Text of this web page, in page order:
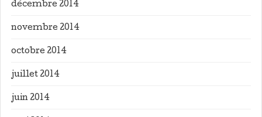
décembre 2014
novembre 2014
octobre 2014
juillet 2014
juin 2014